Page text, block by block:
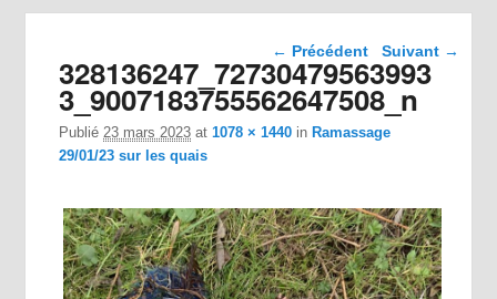
Navigation dans les
images
← Précédent Suivant →
328136247_72730479563993
3_9007183755562647508_n
Publié23 mars 2023 at1078 × 1440 in Ramassage
29/01/23 sur les quais